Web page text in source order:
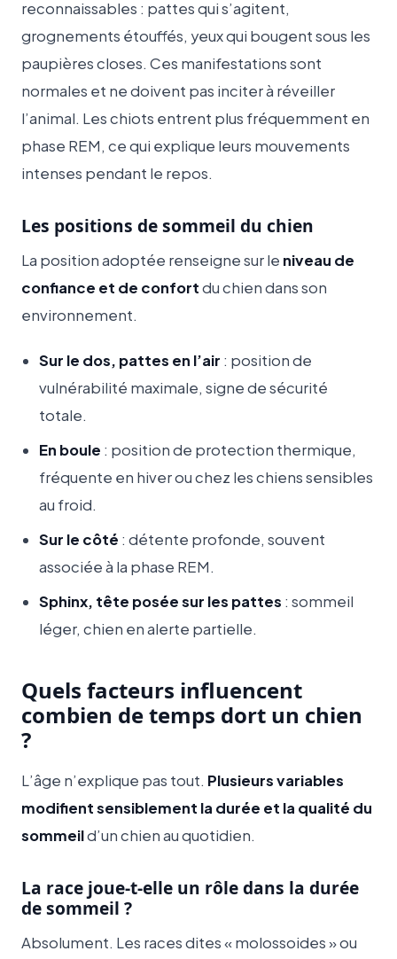
reconnaissables : pattes qui s’agitent,
grognements étouffés, yeux qui bougent sous les
paupières closes. Ces manifestations sont
normales et ne doivent pas inciter à réveiller
l’animal. Les chiots entrent plus fréquemment en
phase REM, ce qui explique leurs mouvements
intenses pendant le repos.
Les positions de sommeil du chien
La position adoptée renseigne sur le niveau de
confiance et de confortdu chien dans son
environnement.
Sur le dos, pattes en l’air : position de
vulnérabilité maximale, signe de sécurité
totale.
En boule : position de protection thermique,
fréquente en hiver ou chez les chiens sensibles
au froid.
Sur le côté : détente profonde, souvent
associée à la phase REM.
Sphinx, tête posée sur les pattes : sommeil
léger, chien en alerte partielle.
Quels facteurs influencent
combien de temps dort un chien
?
L’âge n’explique pas tout. Plusieurs variables
modifient sensiblement la durée et la qualité du
sommeild’un chien au quotidien.
La race joue-t-elle un rôle dans la durée
de sommeil ?
Absolument. Les races dites « molossoides » ou